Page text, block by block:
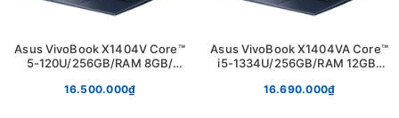
Asus VivoBook X1404V Core™
5-120U/256GB/RAM 8GB/
16.500.000₫
Asus VivoBook X1404VA Core™
i5-1334U/256GB/RAM 12GB/
16.690.000₫